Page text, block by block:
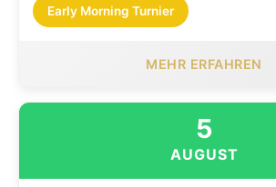
Early Morning Turnier
MEHR ERFAHREN
5
AUGUST